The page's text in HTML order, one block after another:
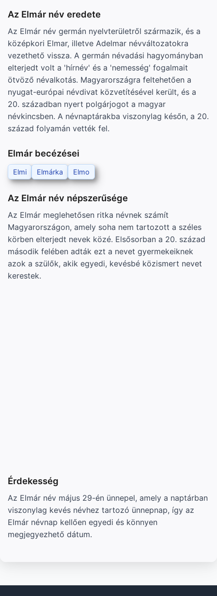
Az Elmár név eredete
Az Elmár név germán nyelvterületről származik, és a
középkori Elmar, illetve Adelmar névváltozatokra
vezethető vissza. A germán névadási hagyományban
elterjedt volt a 'hírnév' és a 'nemesség' fogalmait
ötvöző névalkotás. Magyarországra feltehetően a
nyugat-európai névdivat közvetítésével került, és a
20. században nyert polgárjogot a magyar
névkincsben. A névnaptárakba viszonylag későn, a 20.
század folyamán vették fel.
Elmár becézései
Elmi Elmárka Elmo
Az Elmár név népszerűsége
Az Elmár meglehetősen ritka névnek számít
Magyarországon, amely soha nem tartozott a széles
körben elterjedt nevek közé. Elsősorban a 20. század
második felében adták ezt a nevet gyermekeiknek
azok a szülők, akik egyedi, kevésbé közismert nevet
kerestek.
Érdekesség
Az Elmár név május 29-én ünnepel, amely a naptárban
viszonylag kevés névhez tartozó ünnepnap, így az
Elmár névnap kellően egyedi és könnyen
megjegyezhető dátum.